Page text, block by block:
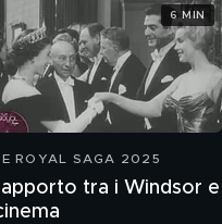
ROYAL SAGA 2025
rapporto tra i Windsor e
6 MIN